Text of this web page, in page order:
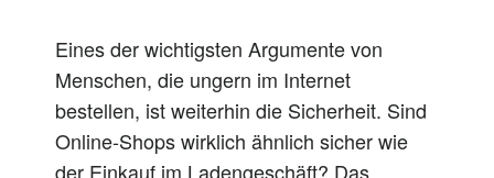
Eines der wichtigsten Argumente von
Menschen, die ungern im Internet
bestellen, ist weiterhin die Sicherheit. Sind
Online-Shops wirklich ähnlich sicher wie
der Einkauf im Ladengeschäft? Das